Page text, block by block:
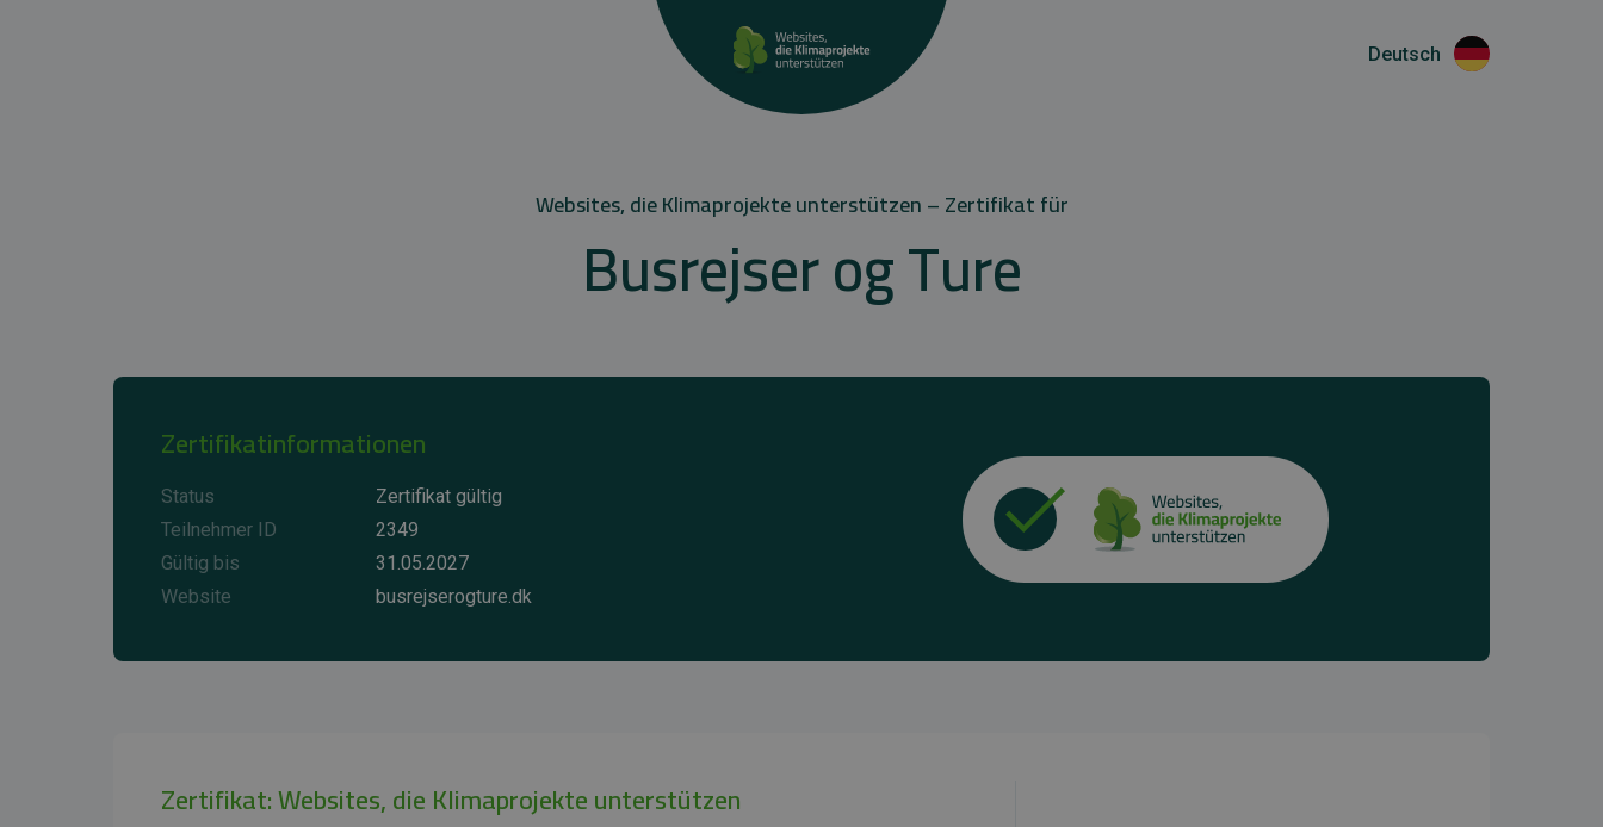
Deutsch
Websites, die Klimaprojekte unterstützen – Zertifikat für
Busrejser og Ture
Zertifikatinformationen
Status
Zertifikat gültig
Teilnehmer ID
2349
Gültig bis
31.05.2027
Website
busrejserogture.dk
Zertifikat: Websites, die Klimaprojekte unterstützen